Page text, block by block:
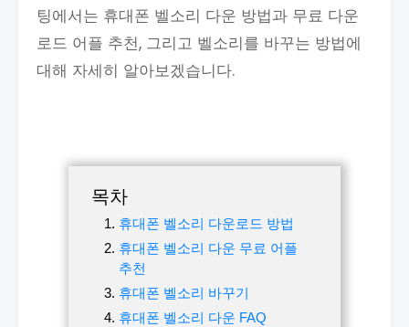
팅에서는 휴대폰 벨소리 다운 방법과 무료 다운
로드 어플 추천, 그리고 벨소리를 바꾸는 방법에
대해 자세히 알아보겠습니다.
목차
휴대폰 벨소리 다운로드 방법
휴대폰 벨소리 다운 무료 어플
추천
휴대폰 벨소리 바꾸기
휴대폰 벨소리 다운 FAQ